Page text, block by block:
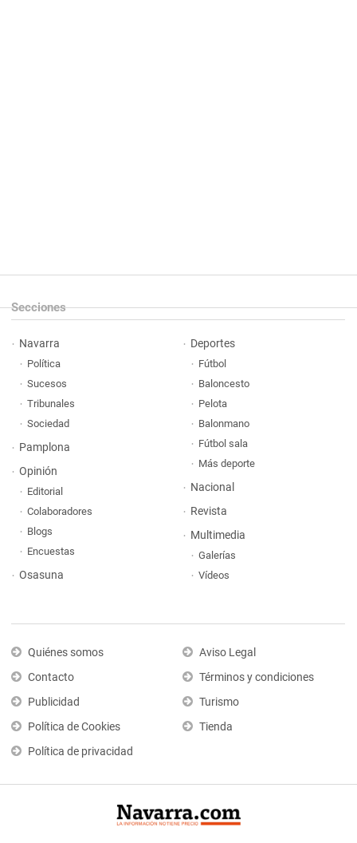
Secciones
Navarra
Política
Sucesos
Tribunales
Sociedad
Pamplona
Opinión
Editorial
Colaboradores
Blogs
Encuestas
Osasuna
Deportes
Fútbol
Baloncesto
Pelota
Balonmano
Fútbol sala
Más deporte
Nacional
Revista
Multimedia
Galerías
Vídeos
Quiénes somos
Contacto
Publicidad
Política de Cookies
Política de privacidad
Aviso Legal
Términos y condiciones
Turismo
Tienda